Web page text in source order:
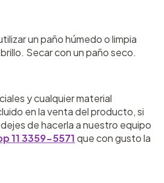
un paño húmedo o limpia
Secar con un paño seco.
y cualquier material
en la venta del producto, si
de hacerla a nuestro equipo
11 3359-5571que con gusto la